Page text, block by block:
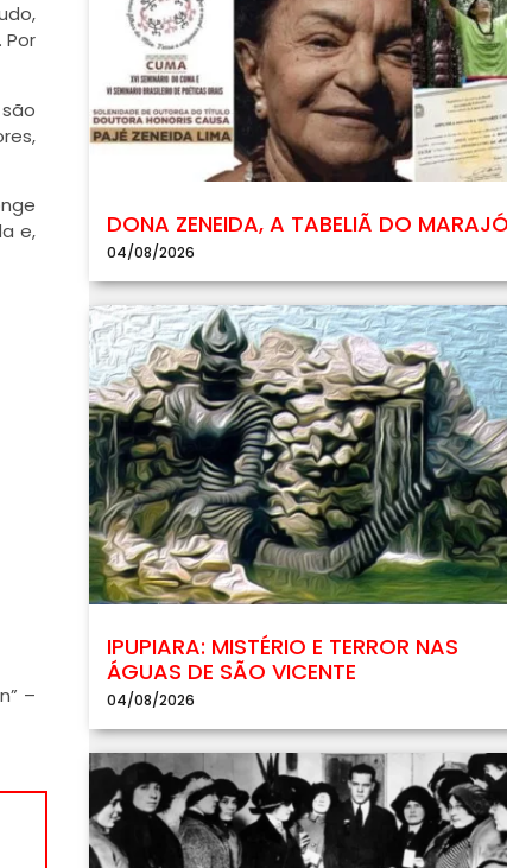
e,
–
DONA ZENEIDA, A TABELIÃ DO
04/08/2026
IPUPIARA: MISTÉRIO E TERROR NAS
ÁGUAS DE SÃO VICENTE
04/08/2026